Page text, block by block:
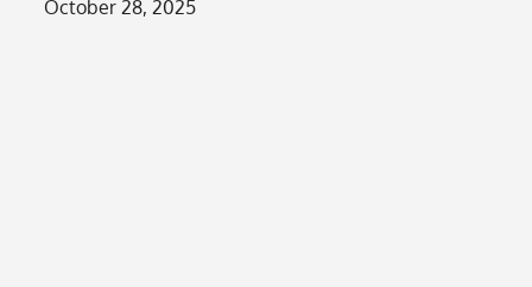
Posted
October 28, 2025